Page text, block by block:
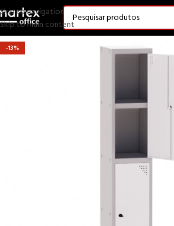
Skip to navigation
Skip to main content
-13%